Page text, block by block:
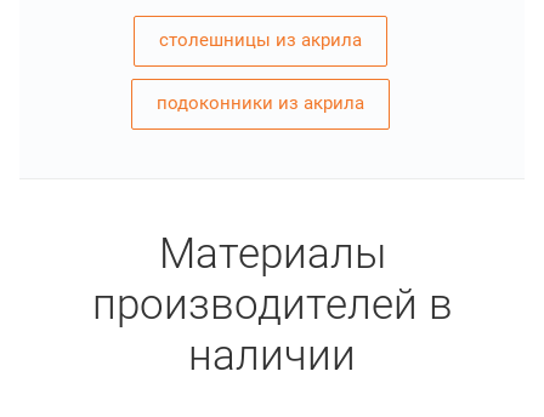
столешницы из акрила
подоконники из акрила
Материалы
производителей в
наличии